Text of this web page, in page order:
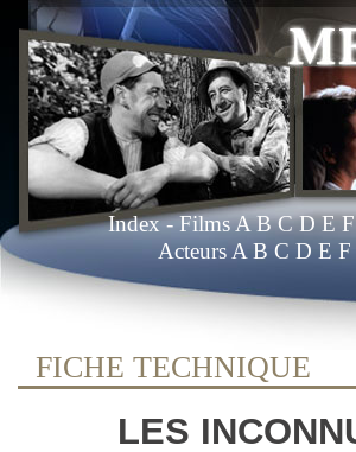
Index- FilmsA B C D E F
Acteurs A B C D E F
FICHE TECHNIQUE
LES